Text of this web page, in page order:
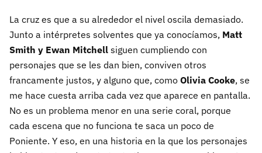
La cruz es que a su alrededor el nivel oscila demasiado.
Junto a intérpretes solventes que ya conocíamos, Matt
Smith y Ewan Mitchell siguen cumpliendo con
personajes que se les dan bien, conviven otros
francamente justos, y alguno que, como Olivia Cooke, se
me hace cuesta arriba cada vez que aparece en pantalla.
No es un problema menor en una serie coral, porque
cada escena que no funciona te saca un poco de
Poniente. Y eso, en una historia en la que los personajes